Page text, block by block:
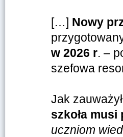
[…] Nowy
w 2026 r. –
szefowa
Jak
szkoła
uczniom